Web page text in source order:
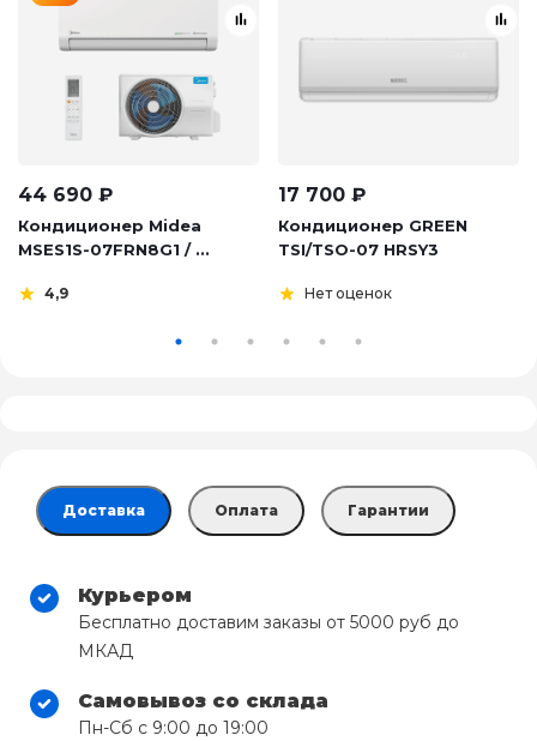
44 690 ₽
Кондиционер Midea
MSES1S-07FRN8G1 / ...
4,9
17 700 ₽
Кондиционер GREEN
TSI/TSO-07 HRSY3
Нет оценок
Доставка Оплата Гарантии
Курьером
Бесплатно доставим заказы от 5000 руб до
МКАД
Самовывоз со склада
Пн-Сб с 9:00 до 19:00